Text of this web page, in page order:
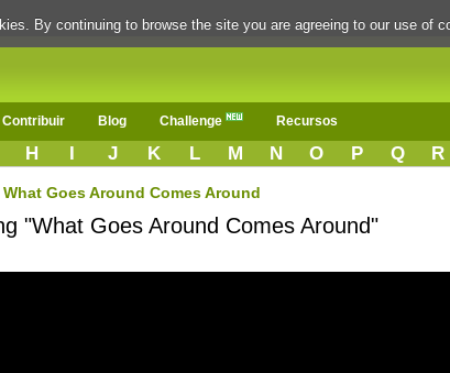
Contribuir Blog Challenge Recursos
H I J K L M N O P Q R
What Goes Around Comes Around
"What Goes Around Comes Around"
By continuing to browse the site you are agreeing to our use of